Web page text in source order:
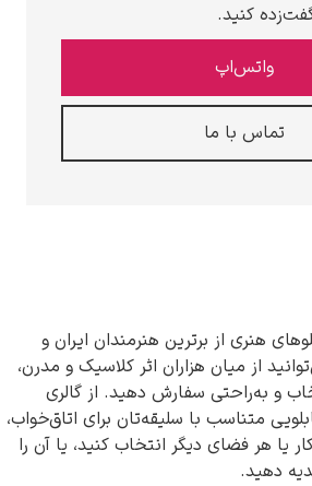
کنید.
واتس‌اپ
تماس با ما
هنری از برترین هنرمندان ایران و
از میان هزاران اثر کلاسیک و مدرن،
و به‌راحتی سفارش دهید. از گالری
متناسب با سلیقه‌تان برای اتاق‌خواب،
یا هر فضای دیگر انتخاب کنید، یا آن را
دهید.